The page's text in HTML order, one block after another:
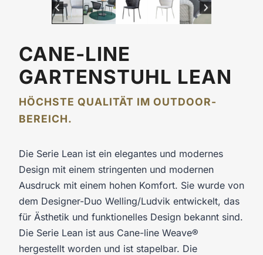
CANE-LINE
GARTENSTUHL LEAN
HÖCHSTE QUALITÄT IM OUTDOOR-
BEREICH.
Die Serie Lean ist ein elegantes und modernes
Design mit einem stringenten und modernen
Ausdruck mit einem hohen Komfort. Sie wurde von
dem Designer-Duo Welling/Ludvik entwickelt, das
für Ästhetik und funktionelles Design bekannt sind.
Die Serie Lean ist aus Cane-line Weave®
hergestellt worden und ist stapelbar. Die